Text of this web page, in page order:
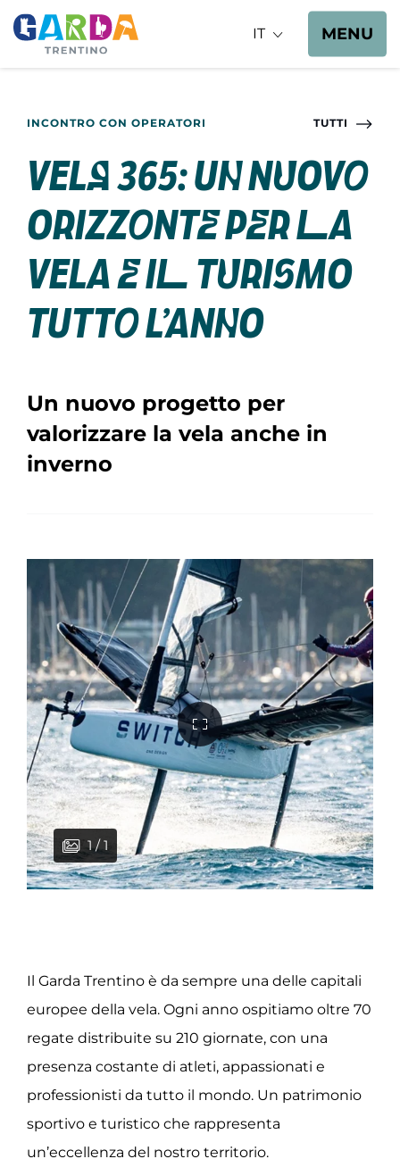
IT MENU
TUTTI
INCONTRO CON OPERATORI
Vela 365: un nuovo
orizzonte per la
vela e il turismo
tutto l’anno
Un nuovo progetto per
valorizzare la vela anche in
inverno
1 / 1
Il Garda Trentino è da sempre una delle capitali
europee della vela. Ogni anno ospitiamo oltre 70
regate distribuite su 210 giornate, con una
presenza costante di atleti, appassionati e
professionisti da tutto il mondo. Un patrimonio
sportivo e turistico che rappresenta
un’eccellenza del nostro territorio.